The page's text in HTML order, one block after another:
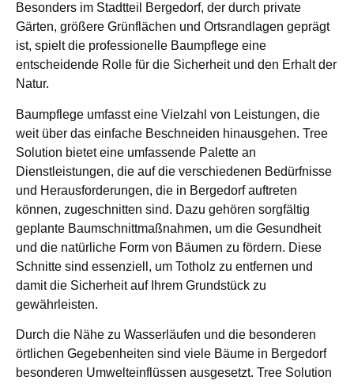
Besonders im Stadtteil Bergedorf, der durch private
Gärten, größere Grünflächen und Ortsrandlagen geprägt
ist, spielt die professionelle Baumpflege eine
entscheidende Rolle für die Sicherheit und den Erhalt der
Natur.
Baumpflege umfasst eine Vielzahl von Leistungen, die
weit über das einfache Beschneiden hinausgehen. Tree
Solution bietet eine umfassende Palette an
Dienstleistungen, die auf die verschiedenen Bedürfnisse
und Herausforderungen, die in Bergedorf auftreten
können, zugeschnitten sind. Dazu gehören sorgfältig
geplante Baumschnittmaßnahmen, um die Gesundheit
und die natürliche Form von Bäumen zu fördern. Diese
Schnitte sind essenziell, um Totholz zu entfernen und
damit die Sicherheit auf Ihrem Grundstück zu
gewährleisten.
Durch die Nähe zu Wasserläufen und die besonderen
örtlichen Gegebenheiten sind viele Bäume in Bergedorf
besonderen Umwelteinflüssen ausgesetzt. Tree Solution